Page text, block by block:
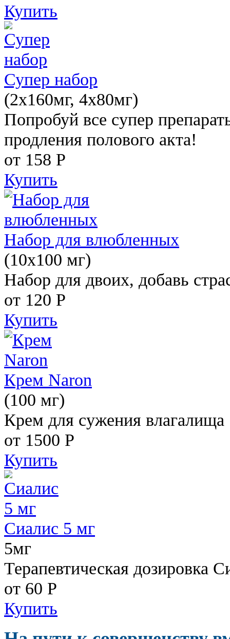
Купить
Супер набор
(2х160мг, 4х80мг)
Попробуй все супер
продления полового акта!
от 158 Р
Купить
Набор для влюбленных
(10х100 мг)
Набор для двоих, добавь
от 120 Р
Купить
Крем Naron
(100 мг)
Крем для сужения влагалища
от 1500 Р
Купить
Сиалис 5 мг
5мг
Терапевтическая дозировка
от 60 Р
Купить